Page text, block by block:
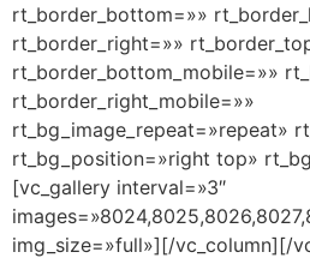
rt_border_bottom=»»
rt_border_right=»»
rt_border_bottom_mobile=»»
rt_border_right_mobile=»»
rt_bg_image_repeat=»repeat»
rt_bg_position=»right top»
[vc_gallery interval=»3″
img_size=»full»][/vc_column][/